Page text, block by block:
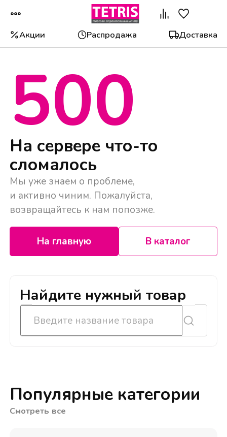
Акции Распродажа Доставка
500
На сервере что-то
сломалось
Мы уже знаем о проблеме,
и активно чиним. Пожалуйста,
возвращайтесь к нам попозже.
На главную В каталог
Найдите нужный товар
Популярные категории
Смотреть все